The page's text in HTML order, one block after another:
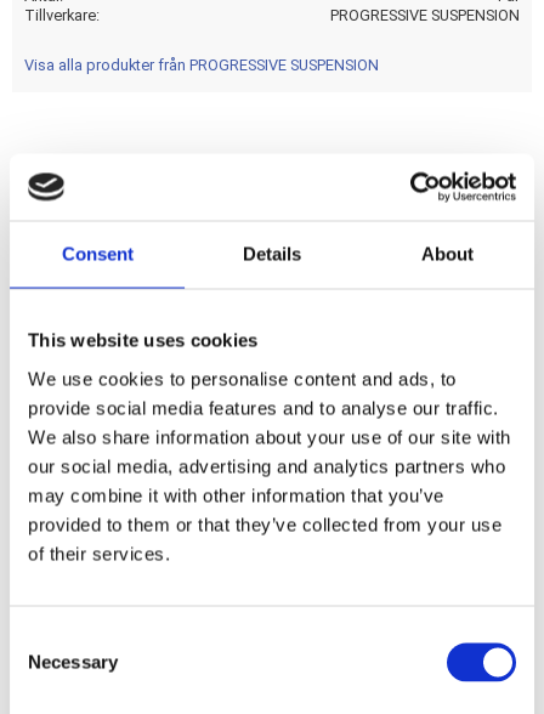
Consent Details About
This website uses cookies
We use cookies to personalise content and ads, to
provide social media features and to analyse our traffic.
We also share information about your use of our site with
our social media, advertising and analytics partners who
may combine it with other information that you’ve
provided to them or that they’ve collected from your use
of their services.
Necessary
Tillverkare
PROGRESSIVE SUSPENSION
Visa alla produkter från PROGRESSIVE SUSPENSION
13 INCH; HEAVY DUTY; BLACK
Dela med dig
F
e
o
o
k
Omdömen
Du